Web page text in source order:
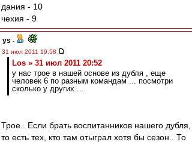
дания - 10
чехия - 9
ys -
31 июл 2011 19:58
Los » 31 июл 2011 20:52
у нас трое в нашей основе из дубля , еще
человек 6 по разным командам ... посмотри
сколько у других ...
Трое.. Если брать воспитанников нашего дубля,
то есть тех, кто там отыграл хотя бы сезон.. То